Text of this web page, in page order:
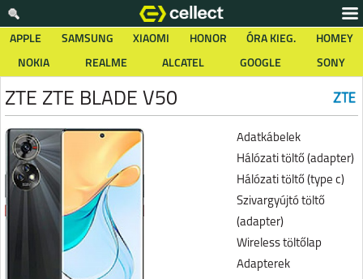
APPLE SAMSUNG XIAOMI HONOR ÓRA KIEG.
HOMEY
NOKIA
REALME ALCATEL GOOGLE SONY
ZTE ZTE BLADE V50
Adatkábelek
Hálózati töltő (adapter)
Hálózati töltő (type c)
Szivargyújtó töltő
(adapter)
Wireless töltőlap
Adapterek